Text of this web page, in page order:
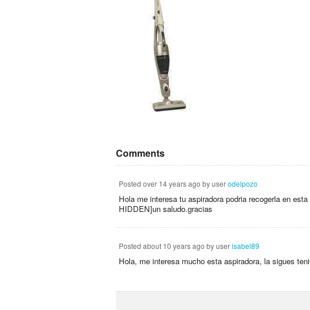
Comments
Posted over 14 years ago by userodelpozo
Hola me interesa tu aspiradora podria recogerla en
HIDDEN]un saludo.gracias
Posted about 10 years ago by userisabel89
Hola, me interesa mucho esta aspiradora, la sigues